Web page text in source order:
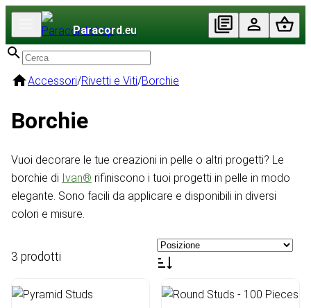
Paracord.eu
Accessori/Rivetti e Viti/Borchie
Borchie
Vuoi decorare le tue creazioni in pelle o altri progetti? Le
borchie di Ivan® rifiniscono i tuoi progetti in pelle in modo
elegante. Sono facili da applicare e disponibili in diversi
colori e misure.
3 prodotti